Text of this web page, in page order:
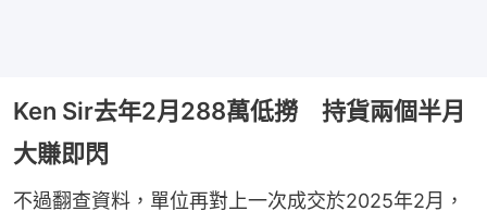
Ken Sir去年2月288萬低撈 持貨兩個半月
大賺即閃
不過翻查資料，單位再對上一次成交於2025年2月，